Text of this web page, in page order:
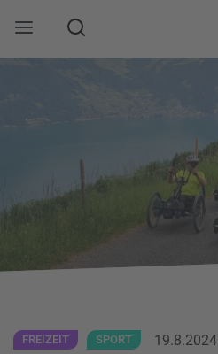
Mobile Navigation öffnen
Suche
FREIZEIT SPORT 19.8.2024